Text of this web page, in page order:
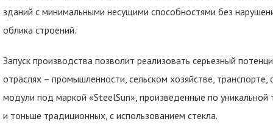
зданий с минимальными несущими способностями без
облика строений.
Запуск производства позволит реализовать серьезный
отраслях – промышленности, сельском хозяйстве, транспорте,
модули под маркой «SteelSun», произведенные по уникальной
и тоньше традиционных, с использованием стекла.